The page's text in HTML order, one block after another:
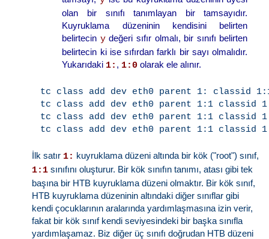
olan bir sınıfı tanımlayan bir tamsayıdır.
Kuyruklama düzeninin kendisini belirten
belirtecin ydeğeri sıfır olmalı, bir sınıfı belirten
belirtecin ki ise sıfırdan farklı bir sayı olmalıdır.
Yukarıdaki 1: , 1:0 olarak ele alınır.
tc class add dev eth0 parent 1: classid
tc class add dev eth0 parent 1:1 classid
tc class add dev eth0 parent 1:1 classid
İlk satır 1: kuyruklama düzeni altında bir kök ("root") sınıf,
1:1 sınıfını oluşturur. Bir kök sınıfın tanımı, atası gibi tek
başına bir HTB kuyruklama düzeni olmaktır. Bir kök sınıf,
HTB kuyruklama düzeninin altındaki diğer sınıflar gibi
kendi çocuklarının aralarında yardımlaşmasına izin verir,
fakat bir kök sınıf kendi seviyesindeki bir başka sınıfla
yardımlaşamaz. Biz diğer üç sınıfı doğrudan HTB düzeni